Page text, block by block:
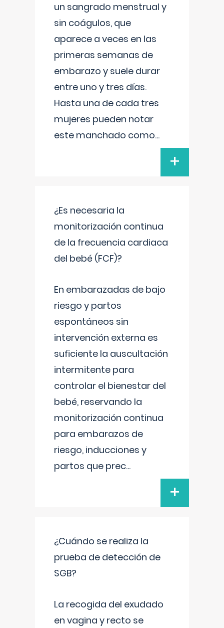
un sangrado menstrual y
sin coágulos, que
aparece a veces en las
primeras semanas de
embarazo y suele durar
entre uno y tres días.
Hasta una de cada tres
mujeres pueden notar
este manchado como...
+
¿Es necesaria la
monitorización continua
de la frecuencia cardiaca
del bebé (FCF)?
En embarazadas de bajo
riesgo y partos
espontáneos sin
intervención externa es
suficiente la auscultación
intermitente para
controlar el bienestar del
bebé, reservando la
monitorización continua
para embarazos de
riesgo, inducciones y
partos que prec...
+
¿Cuándo se realiza la
prueba de detección de
SGB?
La recogida del exudado
en vagina y recto se